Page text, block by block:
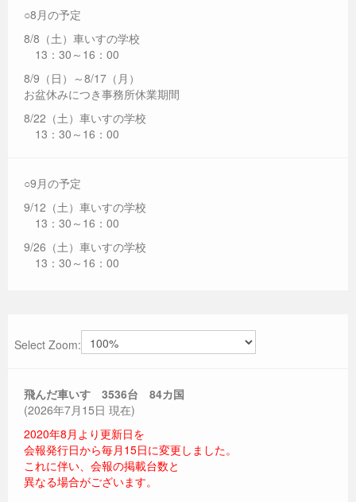
○8月の予定
8/8（土）車いすの学校
13：30～16：00
8/9（日）～8/17（月）
お盆休みにつき事務所休業期間
8/22（土）車いすの学校
13：30～16：00
○9月の予定
9/12（土）車いすの学校
13：30～16：00
9/26（土）車いすの学校
13：30～16：00
Select Zoom:
飛んだ車いす 3536台 84カ国
(2026年7月15日 現在)
2020年8月より更新日を
会報発行日から毎月15日に変更しました。
これに伴い、会報の掲載台数と
異なる場合がございます。